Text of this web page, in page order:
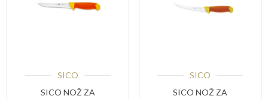
SICO
SICO NOŽ ZA
SICO
SICO NOŽ ZA